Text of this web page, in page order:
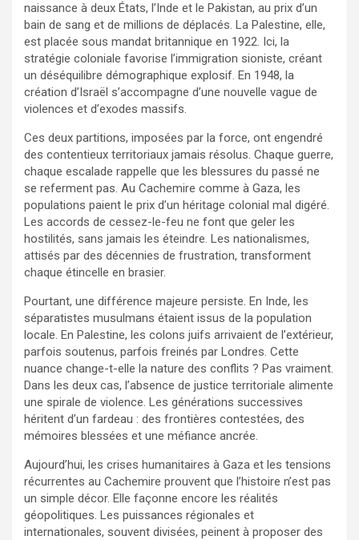
naissance à deux États, l’Inde et le Pakistan, au prix d’un
bain de sang et de millions de déplacés. La Palestine, elle,
est placée sous mandat britannique en 1922. Ici, la
stratégie coloniale favorise l’immigration sioniste, créant
un déséquilibre démographique explosif. En 1948, la
création d’Israël s’accompagne d’une nouvelle vague de
violences et d’exodes massifs.
Ces deux partitions, imposées par la force, ont engendré
des contentieux territoriaux jamais résolus. Chaque guerre,
chaque escalade rappelle que les blessures du passé ne
se referment pas. Au Cachemire comme à Gaza, les
populations paient le prix d’un héritage colonial mal digéré.
Les accords de cessez-le-feu ne font que geler les
hostilités, sans jamais les éteindre. Les nationalismes,
attisés par des décennies de frustration, transforment
chaque étincelle en brasier.
Pourtant, une différence majeure persiste. En Inde, les
séparatistes musulmans étaient issus de la population
locale. En Palestine, les colons juifs arrivaient de l’extérieur,
parfois soutenus, parfois freinés par Londres. Cette
nuance change-t-elle la nature des conflits ? Pas vraiment.
Dans les deux cas, l’absence de justice territoriale alimente
une spirale de violence. Les générations successives
héritent d’un fardeau : des frontières contestées, des
mémoires blessées et une méfiance ancrée.
Aujourd’hui, les crises humanitaires à Gaza et les tensions
récurrentes au Cachemire prouvent que l’histoire n’est pas
un simple décor. Elle façonne encore les réalités
géopolitiques. Les puissances régionales et
internationales, souvent divisées, peinent à proposer des